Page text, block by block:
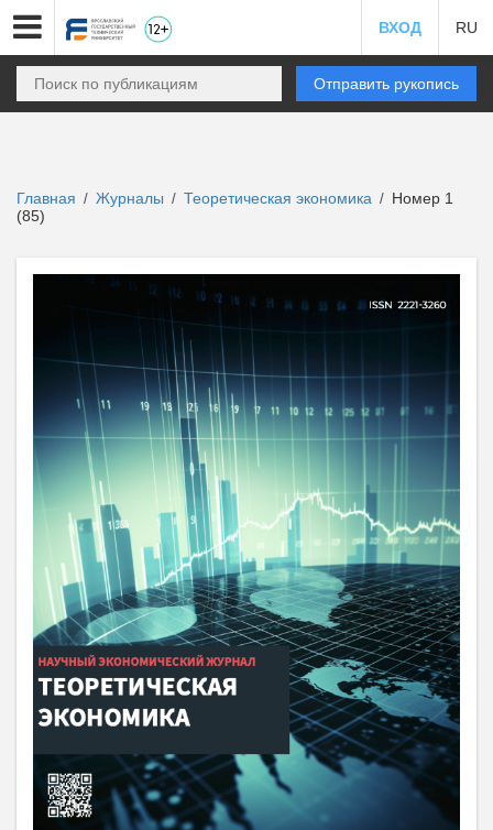
ВХОД RU
Отправить рукопись
Главная / Журналы / Теоретическая экономика / Номер 1
(85)